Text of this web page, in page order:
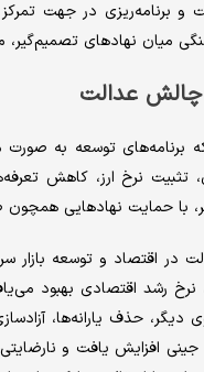
و برنامه‌ریزی در جهت
میان نهادهای
چالش عدالت
که برنامه‌های توسعه به‌
تثبیت نرخ ارز، کاهش
با حمایت نهادهایی همچون
اقتصاد و توسعه بازار
رشد اقتصادی بهبود
حذف یارانه‌ها،
افزایش یافت و